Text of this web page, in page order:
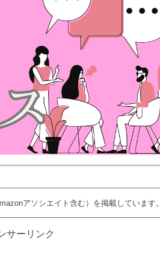
アソシエイト含む）を掲載しています。
サーリンク